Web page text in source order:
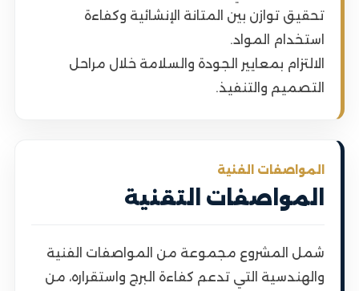
تحقيق توازن بين المتانة الإنشائية وكفاءة
استخدام المواد.
الالتزام بمعايير الجودة والسلامة خلال مراحل
التصميم والتنفيذ.
المواصفات الفنية
المواصفات التقنية
شمل المشروع مجموعة من المواصفات الفنية
والهندسية التي تدعم كفاءة البرج واستقراره، من